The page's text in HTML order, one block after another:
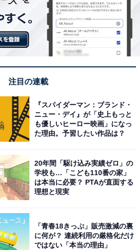
注目の連載
『スパイダーマン：ブランド・
ニュー・デイ』が「史上もっと
も優しいヒーロー映画」になっ
た理由。予習したい作品は？
20年間「駆け込み実績ゼロ」の
学校も…「こども110番の家」
は本当に必要？ PTAが直面する
理想と現実
「青春18きっぷ」販売激減の裏
に何が？ 連続利用の厳格化だけ
ではない「本当の理由」